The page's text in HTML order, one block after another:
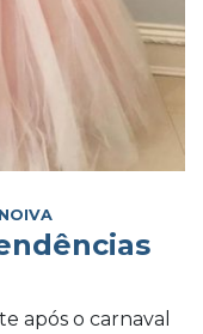
após o carnaval